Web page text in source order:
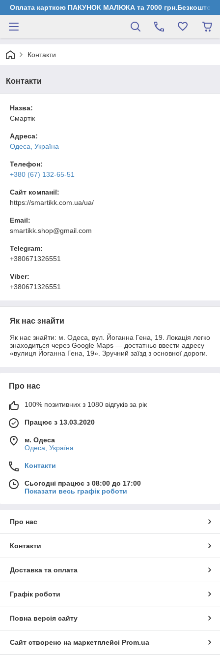
Оплата карткою ПАКУНОК МАЛЮКА та 7000 грн.Безкоштовна
Контакти
Контакти
Назва:
Смартік
Адреса:
Одеса, Україна
Телефон:
+380 (67) 132-65-51
Сайт компанії:
https://smartikk.com.ua/ua/
Email:
smartikk.shop@gmail.com
Telegram:
+380671326551
Viber:
+380671326551
Як нас знайти
Як нас знайти: м. Одеса, вул. Йоганна Гена, 19. Локація легко
знаходиться через Google Maps — достатньо ввести адресу
«вулиця Йоганна Гена, 19». Зручний заїзд з основної дороги.
Про нас
100% позитивних з 1080 відгуків за рік
Працює з 13.03.2020
м. Одеса
Одеса, Україна
Контакти
Сьогодні працює з 08:00 до 17:00
Показати весь графік роботи
Про нас
Контакти
Доставка та оплата
Графік роботи
Повна версія сайту
Сайт створено на маркетплейсі Prom.ua